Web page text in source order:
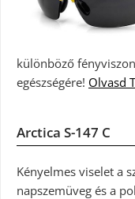
különböző
egészségére! Olvasd
Arctica S-147 C
Kényelmes viselet a
napszemüveg és a